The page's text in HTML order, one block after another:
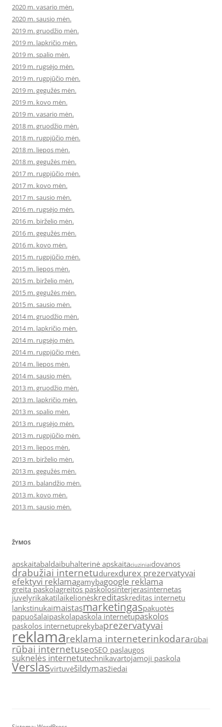
2020 m. vasario mėn.
2020 m. sausio mėn.
2019 m. gruodžio mėn.
2019 m. lapkričio mėn.
2019 m. spalio mėn.
2019 m. rugsėjo mėn.
2019 m. rugpjūčio mėn.
2019 m. gegužės mėn.
2019 m. kovo mėn.
2019 m. vasario mėn.
2018 m. gruodžio mėn.
2018 m. rugpjūčio mėn.
2018 m. liepos mėn.
2018 m. gegužės mėn.
2017 m. rugpjūčio mėn.
2017 m. kovo mėn.
2017 m. sausio mėn.
2016 m. rugsėjo mėn.
2016 m. birželio mėn.
2016 m. gegužės mėn.
2016 m. kovo mėn.
2015 m. rugpjūčio mėn.
2015 m. liepos mėn.
2015 m. birželio mėn.
2015 m. gegužės mėn.
2015 m. sausio mėn.
2014 m. gruodžio mėn.
2014 m. lapkričio mėn.
2014 m. rugsėjo mėn.
2014 m. rugpjūčio mėn.
2014 m. liepos mėn.
2014 m. sausio mėn.
2013 m. gruodžio mėn.
2013 m. lapkričio mėn.
2013 m. spalio mėn.
2013 m. rugsėjo mėn.
2013 m. rugpjūčio mėn.
2013 m. liepos mėn.
2013 m. birželio mėn.
2013 m. gegužės mėn.
2013 m. balandžio mėn.
2013 m. kovo mėn.
2013 m. sausio mėn.
ŽYMOS
apskaitabaldaibuhalterinė apskaitaciuziniaidovanos
drabužiai internetudurexdurex prezervatyvai
efektyvi reklamagamybagoogle reklama
greita paskolagreitos paskolosinterjerasinternetas
juvelyrikakatilaikelionėskreditaskreditas internetu
lankstinukaimaistasmarketingaspakuotės
papuošalaipaskolapaskola internetupaskolos
paskolos internetuprekybaprezervatyvai
reklamareklama interneterinkodararūbai
rūbai internetuseoSEO paslaugos
suknelės internetutechnikavartojamoji paskola
Verslasvirtuvėšildymasžiedai